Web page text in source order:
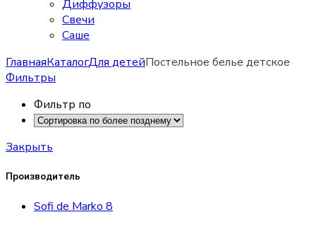
Диффузоры
Свечи
Cаше
ГлавнаяКаталогДля детейПостельное белье детское
Фильтры
Фильтр по
Закрыть
Производитель
Sofi de Marko 8